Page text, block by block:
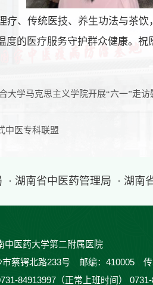
疗、传统医技、养生功法与茶
的医疗服务守护群众健康。祝
学马克思主义学院开展“六一”走访
中医专科联盟
· 湖南省中医药管理局 · 湖南
中医药大学第二附属医院
市蔡锷北路233号 邮编：410005
84913997（正常上班时间）